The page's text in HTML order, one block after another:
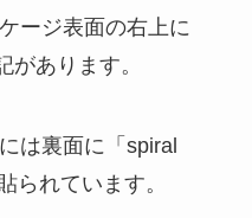
ージ表面の右上に
があります。
は裏面に「spiral
られています。